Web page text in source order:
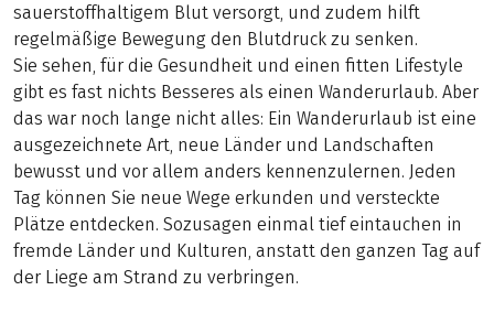
sauerstoffhaltigem Blut versorgt, und zudem hilft
regelmäßige Bewegung den Blutdruck zu senken.
Sie sehen, für die Gesundheit und einen fitten Lifestyle
gibt es fast nichts Besseres als einen Wanderurlaub. Aber
das war noch lange nicht alles: Ein Wanderurlaub ist eine
ausgezeichnete Art, neue Länder und Landschaften
bewusst und vor allem anders kennenzulernen. Jeden
Tag können Sie neue Wege erkunden und versteckte
Plätze entdecken. Sozusagen einmal tief eintauchen in
fremde Länder und Kulturen, anstatt den ganzen Tag auf
der Liege am Strand zu verbringen.